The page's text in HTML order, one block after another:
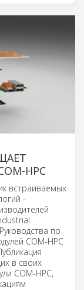
HPC
встраиваемых
-
по
COM-HPC
в своих
COM-HPC,